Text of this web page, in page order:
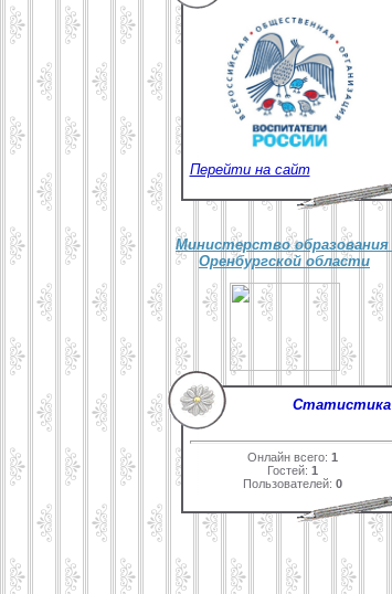
Перейти на сайт
Министерство образования
Оренбургской области
Статистика
Онлайн всего: 1
Гостей: 1
Пользователей: 0